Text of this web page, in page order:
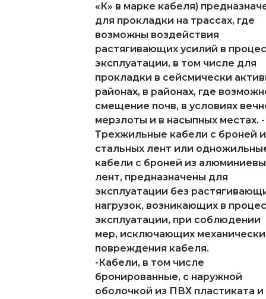
«К» в марке кабеля)
для прокладки на трассах, где
возможны воздействия
растягивающих усилий в
эксплуатации, в том числе для
прокладки в сейсмически
районах, в районах, где
смещение почв, в условиях
мерзлоты и в насыпных местах. -
Трехжильные кабели с броней
стальных лент или
кабели с броней из
лент, предназначены для
эксплуатации без
нагрузок, возникающих в
эксплуатации, при соблюдении
мер, исключающих
повреждения кабеля.
-Кабели, в том числе
бронированные, с наружной
оболочкой из ПВХ пластиката и